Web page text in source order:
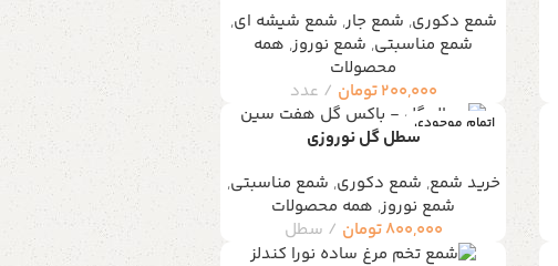
شمع دکوری, شمع جار, شمع شیشه ای,
شمع مناسبتی, شمع نوروز, همه
محصولات
200,000تومان
عدد
اتمام موجودی
سطل گل نوروزی
خرید شمع, شمع دکوری, شمع مناسبتی,
شمع نوروز, همه محصولات
800,000تومان
سطل